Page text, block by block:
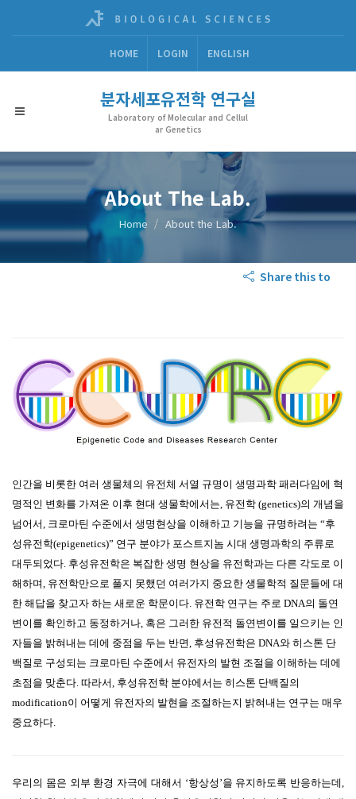
HOME LOGIN ENGLISH
분자세포유전학 연구실
Laboratory of Molecular and Cellul
ar Genetics
About The Lab.
Home About the Lab.
Share this to
인간을 비롯한 여러 생물체의 유전체 서열 규명이 생명과학 패러다임에 혁
명적인 변화를 가져온 이후 현대 생물학에서는, 유전학 (genetics)의 개념을
넘어서, 크로마틴 수준에서 생명현상을 이해하고 기능을 규명하려는 “후
성유전학(epigenetics)” 연구 분야가 포스트지놈 시대 생명과학의 주류로
대두되었다. 후성유전학은 복잡한 생명 현상을 유전학과는 다른 각도로 이
해하며, 유전학만으로 풀지 못했던 여러가지 중요한 생물학적 질문들에 대
한 해답을 찾고자 하는 새로운 학문이다. 유전학 연구는 주로 DNA의 돌연
변이를 확인하고 동정하거나, 혹은 그러한 유전적 돌연변이를 일으키는 인
자들을 밝혀내는 데에 중점을 두는 반면, 후성유전학은 DNA와 히스톤 단
백질로 구성되는 크로마틴 수준에서 유전자의 발현 조절을 이해하는 데에
초점을 맞춘다. 따라서, 후성유전학 분야에서는 히스톤 단백질의
modification이 어떻게 유전자의 발현을 조절하는지 밝혀내는 연구는 매우
중요하다.
우리의 몸은 외부 환경 자극에 대해서 ‘항상성’을 유지하도록 반응하는데,